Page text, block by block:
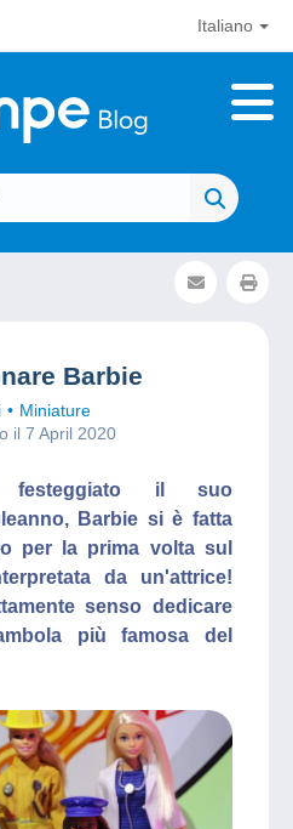
Italiano
Barbie
Miniature
il 7 April 2020
festeggiato il suo
Barbie si è fatta
per la prima volta sul
da un'attrice!
senso dedicare
più famosa del